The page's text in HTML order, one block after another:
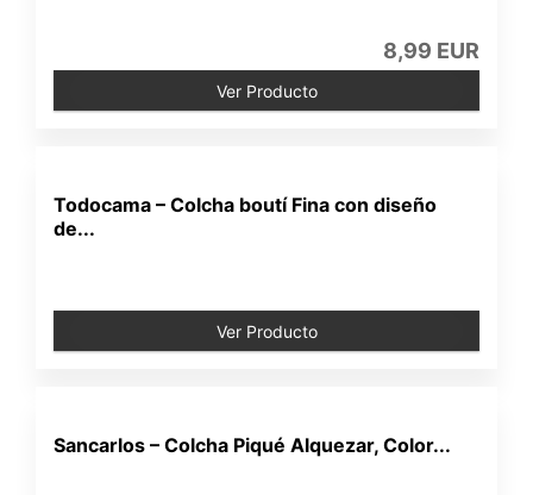
8,99 EUR
Ver Producto
Todocama – Colcha boutí Fina con diseño
de...
Ver Producto
Sancarlos – Colcha Piqué Alquezar, Color...